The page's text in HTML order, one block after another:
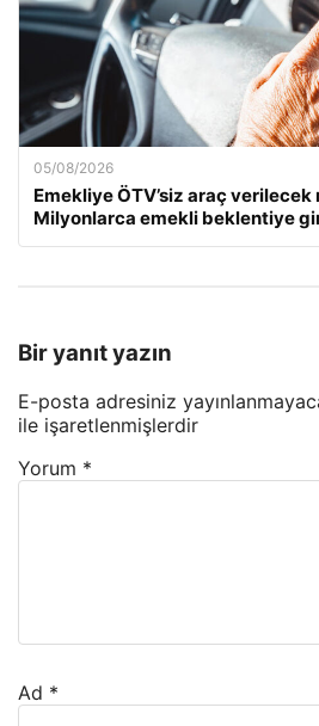
05/08/2026
Emekliye ÖTV’siz araç verilecek
Milyonlarca emekli beklentiye
Bir yanıt yazın
E-posta adresiniz
ile işaretlenmişlerdir
Yorum *
Ad *